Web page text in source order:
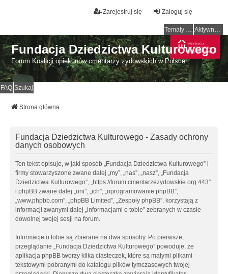
Zaloguj się
Zarejestruj się
Tematy bez odpowiedzi Aktywne tematy
Fundacja Dziedzictwa Kulturowego
Forum Koalicji opiekunów cmentarzy żydowskich w Polsce.
FAQ Szukaj
Strona główna
Fundacja Dziedzictwa Kulturowego - Zasady ochrony
danych osobowych
Ten tekst opisuje, w jaki sposób „Fundacja Dziedzictwa Kulturowego” i
firmy stowarzyszone zwane dalej „my”, „nas”, „nasz”, „Fundacja
Dziedzictwa Kulturowego”, „https://forum.cmentarzezydowskie.org:443”
i phpBB zwane dalej „oni”, „ich”, „oprogramowanie phpBB”,
„www.phpbb.com”, „phpBB Limited”, „Zespoły phpBB”, korzystają z
informacji zwanymi dalej „informacjami o tobie” zebranych w czasie
dowolnej twojej sesji na forum.
Informacje o tobie są zbierane na dwa sposoby. Po pierwsze,
przeglądanie „Fundacja Dziedzictwa Kulturowego” powoduje, że
aplikacja phpBB tworzy kilka ciasteczek, które są małymi plikami
tekstowymi pobranymi do katalogu plików tymczasowych twojej